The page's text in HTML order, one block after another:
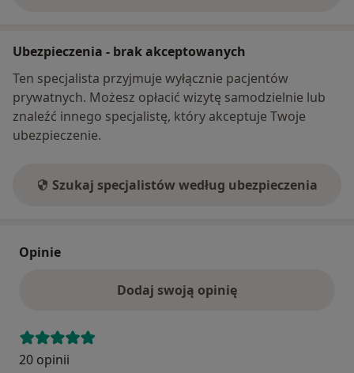
Ubezpieczenia - brak akceptowanych
Ten specjalista przyjmuje wyłącznie pacjentów
prywatnych. Możesz opłacić wizytę samodzielnie lub
znaleźć innego specjalistę, który akceptuje Twoje
ubezpieczenie.
Szukaj specjalistów według ubezpieczenia
Opinie
Dodaj swoją opinię
20 opinii